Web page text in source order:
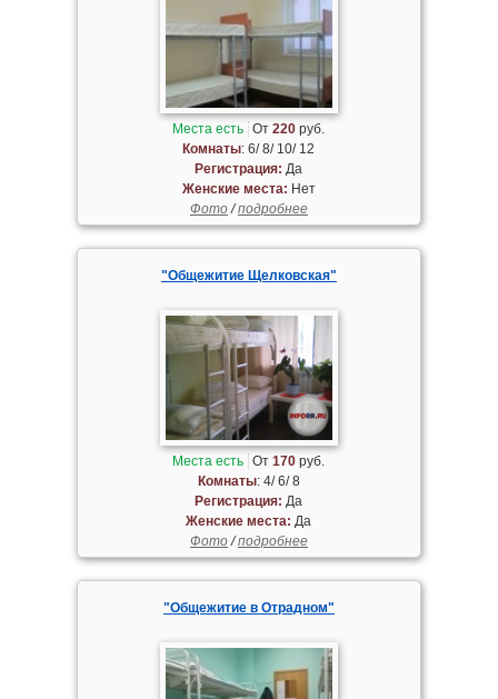
Места есть От220 руб.
Комнаты: 6/ 8/ 10/ 12
Регистрация: Да
Женские места: Нет
Фото/подробнее
"Общежитие Щелковская"
Места есть От170 руб.
Комнаты: 4/ 6/ 8
Регистрация: Да
Женские места: Да
Фото/подробнее
"Общежитие в Отрадном"